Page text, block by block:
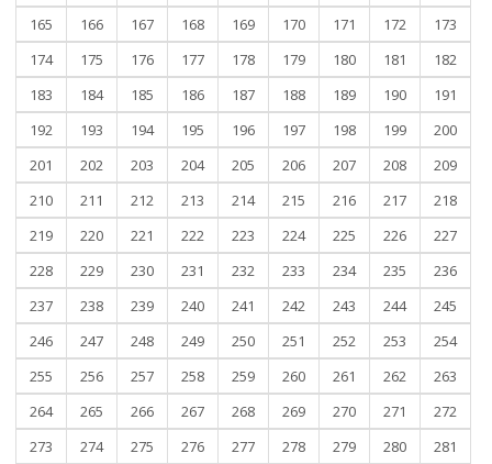
165
166 167 168 169 170 171 172
173
174
175 176 177 178 179 180 181
182
183
184 185 186 187 188 189 190
191
192
193 194 195 196 197 198 199
200
201
202 203 204 205 206 207 208
209
210
211 212 213 214 215 216 217
218
219
220 221 222 223 224 225 226
227
228
229 230 231 232 233 234 235
236
237
238 239 240 241 242 243 244
245
246
247 248 249 250 251 252 253
254
255
256 257 258 259 260 261 262
263
264
265 266 267 268 269 270 271
272
273
274 275 276 277 278 279 280
281